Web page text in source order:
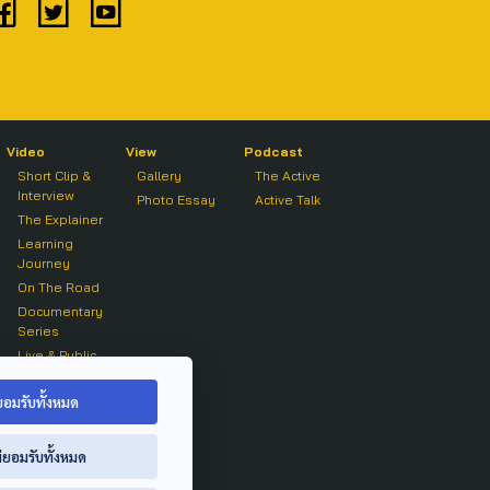
Video
Short Clip &
Interview
The Explainer
Learning
Journey
On The Road
Documentary
Series
Live & Public
On air Clip
View
Gallery
Photo Essay
Podcast
The Active
Active Talk
อมรับทั้งหมด
ยอมรับทั้งหมด